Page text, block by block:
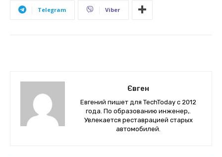
Telegram Viber
Євген
Евгений пишет для TechToday с 2012
года. По образованию инженер,.
Увлекается реставрацией старых
автомобилей.